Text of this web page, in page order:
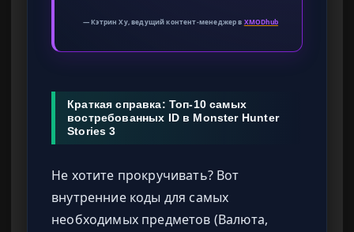
— Кэтрин Ху, ведущий контент-менеджер в XMODhub
Краткая справка: Топ-10 самых
востребованных ID в Monster Hunter
Stories 3
Не хотите прокручивать? Вот
внутренние коды для самых
необходимых предметов (Валюта,